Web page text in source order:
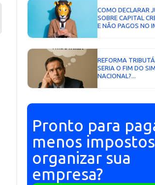
COMO DECLARAR
SOBRE CAPITAL
E NÃO PAGOS NO
REFORMA
SERIA O FIM DO
NACIONAL?...
Pronto para
menos
organizar sua
empresa?